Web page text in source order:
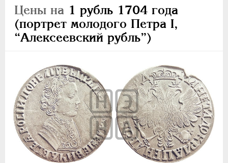
Цены на 1 рубль 1704 года
(портрет молодого Петра I,
“Алексеевский рубль”)
Серебро
1 рубль
Полтина
Гривенник
Гривна
10 денег
5 копеек
Алтын(ник)
1 копейка